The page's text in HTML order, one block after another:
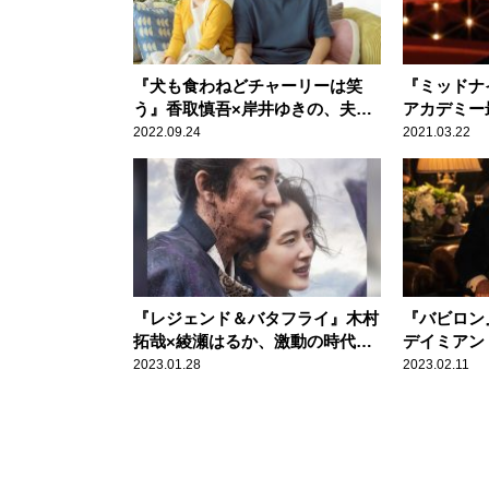
『犬も食わねどチャーリーは笑
う』香取慎吾×岸井ゆきの、夫婦
バトルが勃発？
2022.09.24
『ミッド
アカデミ
その俳優
2021.03.22
『レジェンド＆バタフライ』木村
拓哉×綾瀬はるか、激動の時代を
生きた夫婦の物語
2023.01.28
『バビロ
デイミア
映画讃歌
2023.02.11